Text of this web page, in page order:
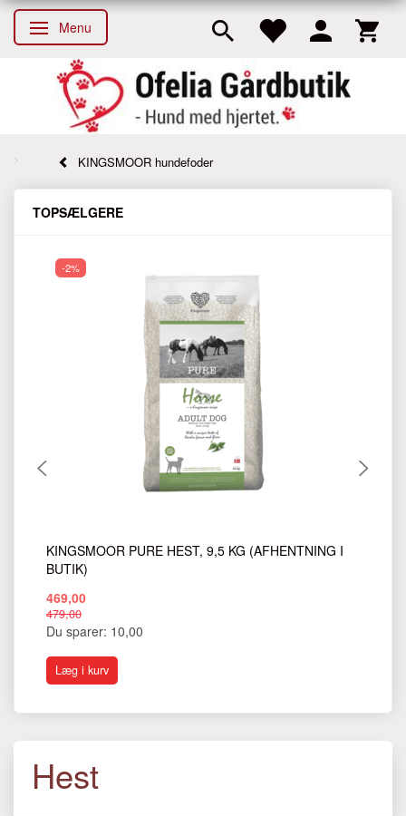
Skifte navigation
Menu
KINGSMOOR hundefoder
TOPSÆLGERE
-2%
KINGSMOOR PURE HEST, 9,5 KG (AFHENTNING I
BUTIK)
469,00
479,00
Du sparer: 10,00
Læg i kurv
Hest